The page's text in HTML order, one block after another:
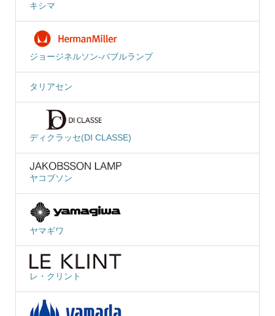
キシマ
ジョージネルソン-バブルランプ
タリアセン
ディクラッセ(DI CLASSE)
ヤコブソン
ヤマギワ
レ・クリント